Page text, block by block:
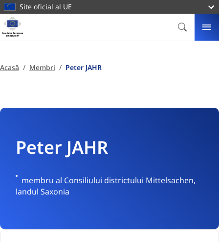
principalSite oficial al UE
Homepage
Comitetul
European
Regiunilor
CĂUTARE
Acasă Membri Peter JAHR
Peter JAHR
Germania
membru al Consiliului districtului Mittelsachen,
landul Saxonia